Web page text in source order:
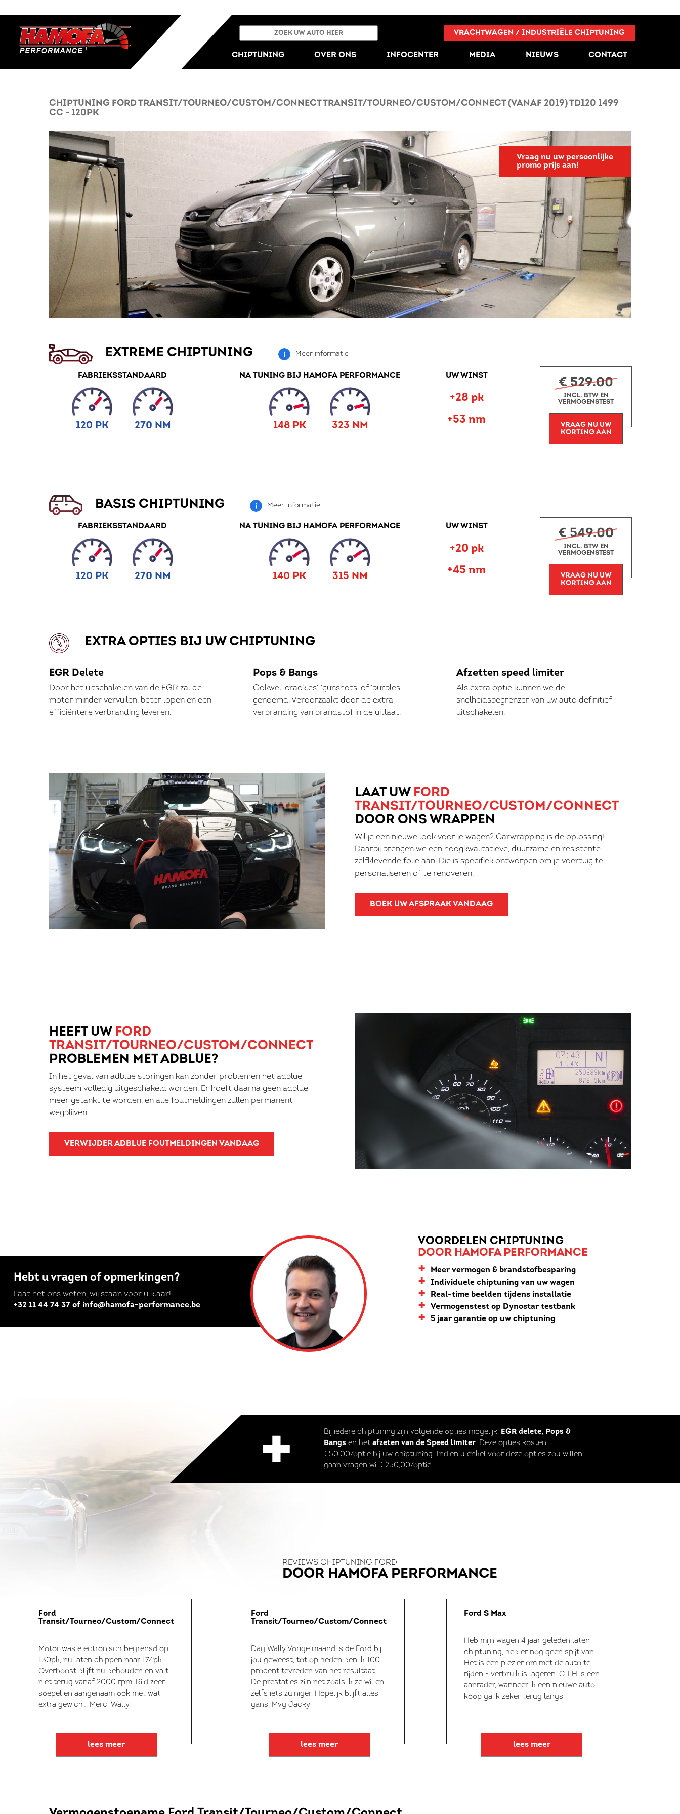
VRACHTWAGEN / INDUSTRIËLE CHIPTUNING
CHIPTUNING OVER ONS INFOCENTER MEDIA NIEUWS CONTACT
CHIPTUNING FORD TRANSIT/TOURNEO/CUSTOM/CONNECT TRANSIT/TOURNEO/CUSTOM/CONNECT (VANAF 2019) TD120 1499
CC - 120PK
Vraag nu uw persoonlijke
promo prijs aan!
EXTREME CHIPTUNING Meer informatie
FABRIEKSSTANDAARD NA TUNING BIJ HAMOFA PERFORMANCE UW WINST
120 PK 270 NM 148 PK 323 NM
+28 pk
+53 nm
€ 529.00
INCL. BTW EN
VERMOGENSTEST
VRAAG NU UW
KORTING AAN
BASIS CHIPTUNING Meer informatie
FABRIEKSSTANDAARD NA TUNING BIJ HAMOFA PERFORMANCE UW WINST
120 PK 270 NM 140 PK 315 NM
+20 pk
+45 nm
€ 549.00
INCL. BTW EN
VERMOGENSTEST
VRAAG NU UW
KORTING AAN
EXTRA OPTIES BIJ UW CHIPTUNING
EGR Delete
Door het uitschakelen van de EGR zal de
motor minder vervuilen, beter lopen en een
efficiëntere verbranding leveren.
Pops & Bangs
Ookwel 'crackles', 'gunshots' of 'burbles'
genoemd. Veroorzaakt door de extra
verbranding van brandstof in de uitlaat.
Afzetten speed limiter
Als extra optie kunnen we de
snelheidsbegrenzer van uw auto definitief
uitschakelen.
LAAT UW FORD
TRANSIT/TOURNEO/CUSTOM/CONNECT
DOOR ONS WRAPPEN
Wil je een nieuwe look voor je wagen? Carwrapping is de oplossing!
Daarbij brengen we een hoogkwalitatieve, duurzame en resistente
zelfklevende folie aan. Die is specifiek ontworpen om je voertuig te
personaliseren of te renoveren.
BOEK UW AFSPRAAK VANDAAG
HEEFT UW FORD
TRANSIT/TOURNEO/CUSTOM/CONNECT
PROBLEMEN MET ADBLUE?
In het geval van adblue storingen kan zonder problemen het adblue-
systeem volledig uitgeschakeld worden. Er hoeft daarna geen adblue
meer getankt te worden, en alle foutmeldingen zullen permanent
wegblijven.
VERWIJDER ADBLUE FOUTMELDINGEN VANDAAG
Hebt u vragen of opmerkingen?
Laat het ons weten, wij staan voor u klaar!
+32 11 44 74 37 of info@hamofa-performance.be
VOORDELEN CHIPTUNING
DOOR HAMOFA PERFORMANCE
+ Meer vermogen & brandstofbesparing
+ Individuele chiptuning van uw wagen
+ Real-time beelden tijdens installatie
+ Vermogenstest op Dynostar testbank
+ 5 jaar garantie op uw chiptuning
Bij iedere chiptuning zijn volgende opties mogelijk: EGR delete, Pops &
Bangs en hetafzeten van de Speed limiter. Deze opties kosten
€50,00/optie bij uw chiptuning. Indien u enkel voor deze opties zou willen
gaan vragen wij €250,00/optie.
REVIEWS CHIPTUNING FORD
DOOR HAMOFA PERFORMANCE
Ford
Transit/Tourneo/Custom/Connect
Motor was electronisch begrensd op
130pk, nu laten chippen naar 174pk.
Overboost blijft nu behouden en valt
niet terug vanaf 2000 rpm. Rijd zeer
soepel en aangenaam ook met wat
extra gewicht. Merci Wally
lees meer
Ford
Transit/Tourneo/Custom/Connect
Dag Wally Vorige maand is de Ford bij
jou geweest, tot op heden ben ik 100
procent tevreden van het resultaat.
De prestaties zijn net zoals ik ze wil en
zelfs iets zuiniger. Hopelijk blijft alles
gans. Mvg Jacky
lees meer
Ford S Max
Heb mijn wagen 4 jaar geleden laten
chiptuning, heb er nog geen spijt van.
Het is een plezier om met de auto te
rijden + verbruik is lageren. C.T.H is een
aanrader, wanneer ik een nieuwe auto
koop ga ik zeker terug langs.
lees meer